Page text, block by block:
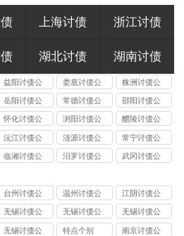
上海讨债 浙江讨债
湖北讨债 湖南讨债
益阳讨债公
司
娄底讨债公
司
株洲讨债公
司
岳阳讨债公
司
常德讨债公
司
邵阳讨债公
司
怀化讨债公
司
浏阳讨债公
司
醴陵讨债公
司
沅江讨债公
司
涟源讨债公
司
常宁讨债公
司
临湘讨债公
汨罗讨债公
武冈讨债公
台州讨债公
司
温州讨债公
司
江阴讨债公
司
无锡讨债公
司收费标准
无锡讨债公
司应对恶意
无锡讨债公
司与律师事
无锡讨债公
特点个别
南京讨债公